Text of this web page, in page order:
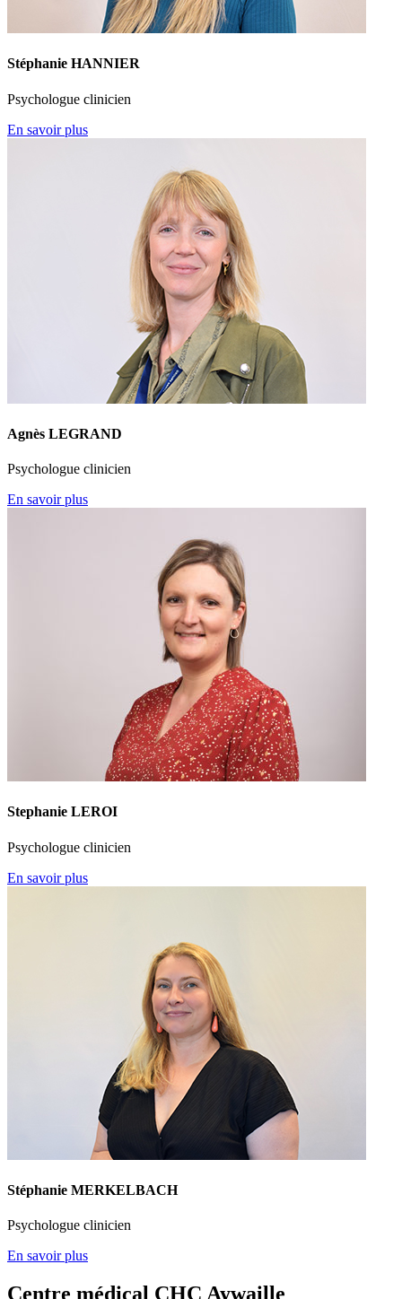
Stéphanie HANNIER
Psychologue clinicien
En savoir plus
Agnès LEGRAND
Psychologue clinicien
En savoir plus
Stephanie LEROI
Psychologue clinicien
En savoir plus
Stéphanie MERKELBACH
Psychologue clinicien
En savoir plus
Centre médical CHC Aywaille